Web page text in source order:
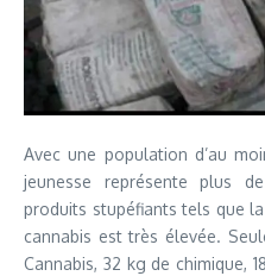
Avec une population d’au
jeunesse représente plus
produits stupéfiants tels que
cannabis est très élevée.
Cannabis, 32 kg de chimique,